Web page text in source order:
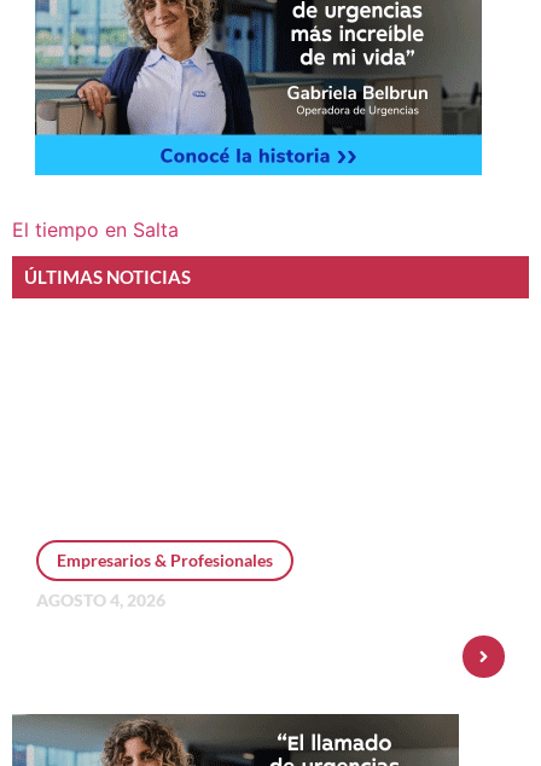
El tiempo en Salta
ÚLTIMAS NOTICIAS
Empresarios & Profesionales
AGOSTO 4, 2026